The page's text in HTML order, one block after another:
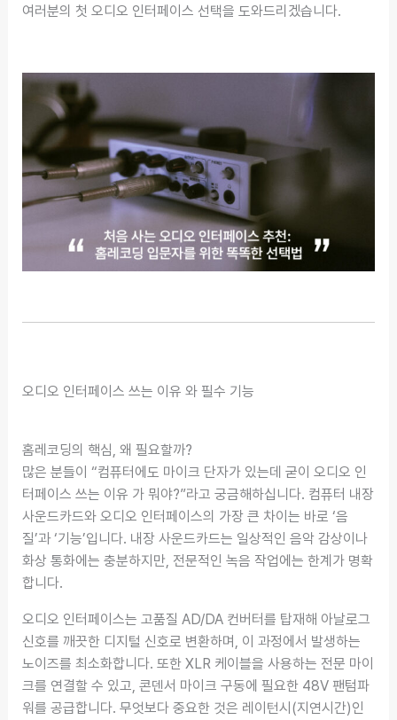
여러분의 첫 오디오 인터페이스 선택을 도와드리겠습니다.
오디오 인터페이스 쓰는 이유 와 필수 기능
홈레코딩의 핵심, 왜 필요할까?
많은 분들이 “컴퓨터에도 마이크 단자가 있는데 굳이 오디오 인
터페이스 쓰는 이유 가 뭐야?”라고 궁금해하십니다. 컴퓨터 내장
사운드카드와 오디오 인터페이스의 가장 큰 차이는 바로 ‘음
질’과 ‘기능’입니다. 내장 사운드카드는 일상적인 음악 감상이나
화상 통화에는 충분하지만, 전문적인 녹음 작업에는 한계가 명확
합니다.
오디오 인터페이스는 고품질 AD/DA 컨버터를 탑재해 아날로그
신호를 깨끗한 디지털 신호로 변환하며, 이 과정에서 발생하는
노이즈를 최소화합니다. 또한 XLR 케이블을 사용하는 전문 마이
크를 연결할 수 있고, 콘덴서 마이크 구동에 필요한 48V 팬텀파
워를 공급합니다. 무엇보다 중요한 것은 레이턴시(지연시간)인